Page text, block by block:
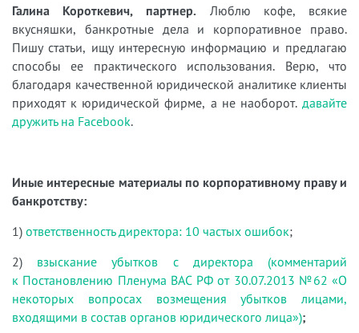
Галина Короткевич, партнер. Люблю кофе, всякие
вкусняшки, банкротные дела и корпоративное право.
Пишу статьи, ищу интересную информацию и предлагаю
способы ее практического использования. Верю, что
благодаря качественной юридической аналитике клиенты
приходят к юридической фирме, а не наоборот. давайте
дружить на Facebook.
Иные интересные материалы по корпоративному праву и
банкротству:
1) ответственность директора: 10 частых ошибок;
2) взыскание убытков с директора (комментарий
к Постановлению Пленума ВАС РФ от 30.07.2013 №62 «О
некоторых вопросах возмещения убытков лицами,
входящими в состав органов юридического лица»);